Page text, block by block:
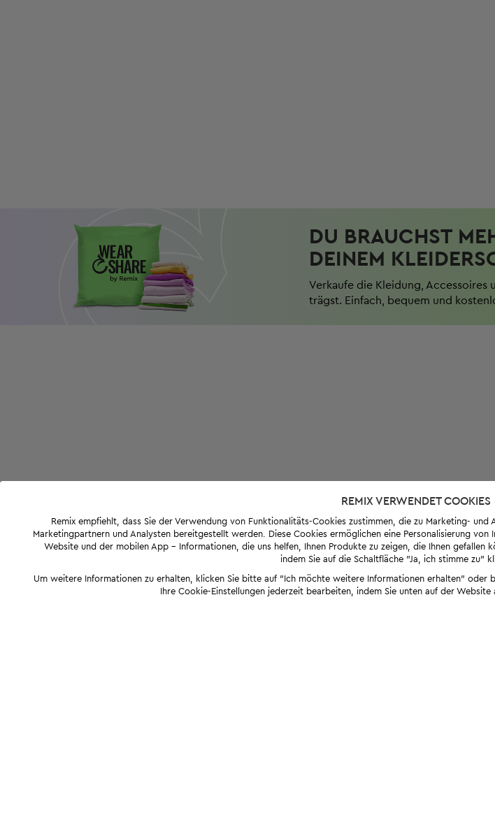
DU BRAUCHST
DEINEM
Verkaufe die Kleidung, Accessoires
trägst. Einfach, bequem und
REMIX VERWENDET COOKIES
Remix empfiehlt, dass Sie der Verwendung von Funktionalitäts-Cookies zustimmen, die zu Marketing-
Marketingpartnern und Analysten bereitgestellt werden. Diese Cookies ermöglichen eine Personalisierung von
Website und der mobilen App - Informationen, die uns helfen, Ihnen Produkte zu zeigen, die Ihnen gefallen
indem Sie auf die Schaltfläche "Ja, ich stimme zu"
Um weitere Informationen zu erhalten, klicken Sie bitte auf "Ich möchte weitere Informationen erhalten" oder
Ihre Cookie-Einstellungen jederzeit bearbeiten, indem Sie unten auf der Website